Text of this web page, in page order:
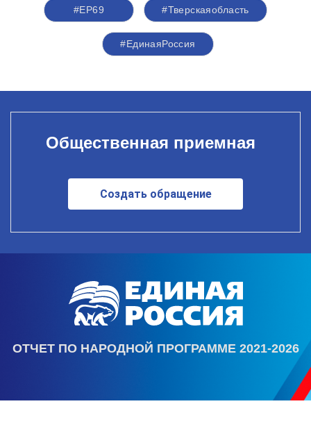
#ЕР69 #Тверскаяобласть
#‎ЕдинаяРоссия
Общественная приемная
Создать обращение
ОТЧЕТ ПО НАРОДНОЙ ПРОГРАММЕ 2021-2026